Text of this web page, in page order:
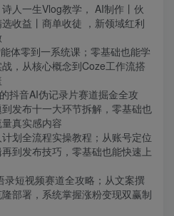
加盟知拾光，搭建同款项目资源站，实现日入2000+ 【站长运营资料】无水印课程资源
人一生Vlog教学， AI制作丨伙
收益丨商单收徒 ，新领域红利
体零到一系统课；零基础也能学
，从核心概念到Coze工作流搭
抖音AI伪记录片赛道掘金全攻
发布十一大环节拆解，零基础也
真实感内容
划全流程实操教程；从账号定位
到发布技巧，零基础也能快速上
录短视频赛道全攻略；从文案撰
部署，系统掌握涨粉变现双赢制